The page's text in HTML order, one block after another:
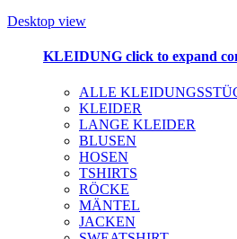
Desktop view
KLEIDUNG click to expand
ALLE
KLEIDER
LANGE KLEIDER
BLUSEN
HOSEN
TSHIRTS
RÖCKE
MÄNTEL
JACKEN